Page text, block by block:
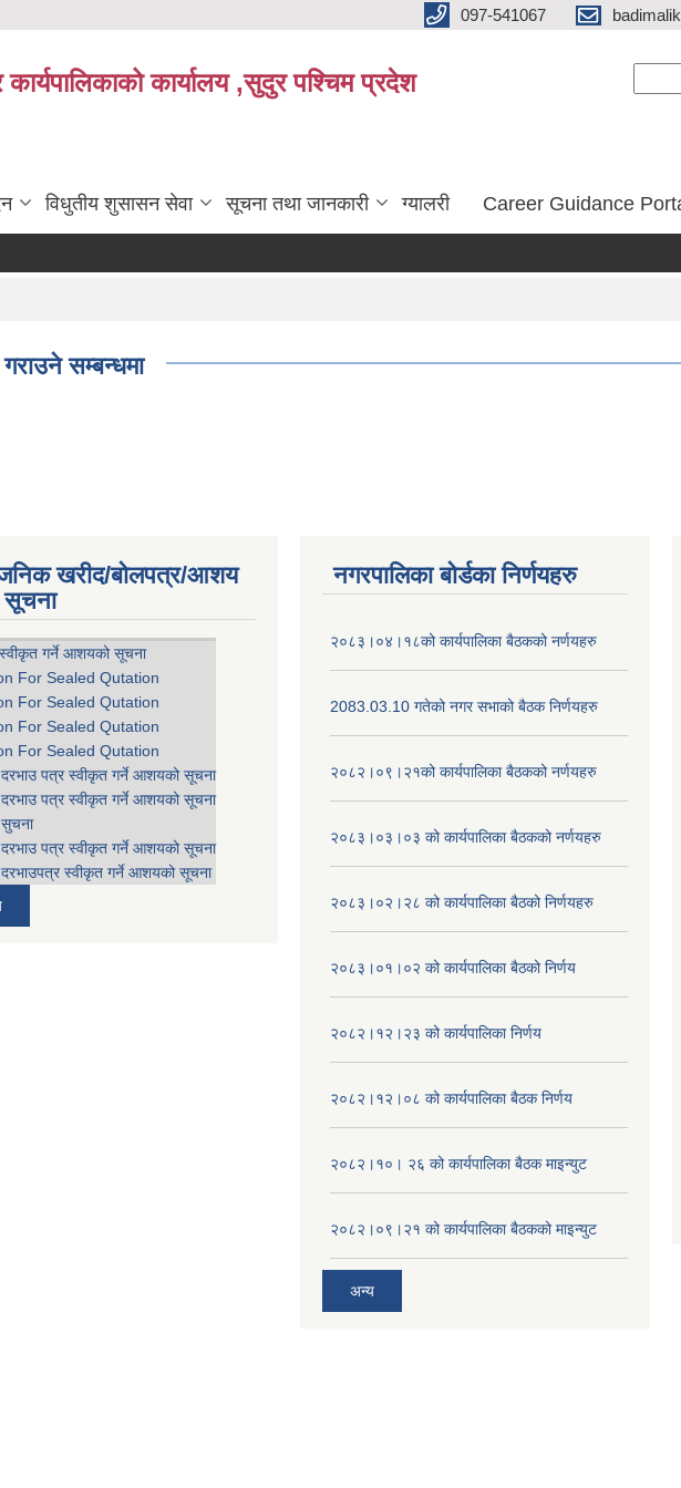
097-541067
कार्यालय ,सुदुर पश्चिम प्रदेश
विधुतीय शुसासन सेवा सूचना तथा जानकारी ग्यालरी Career Guidance
गराउने सम्बन्धमा
खरीद/बोलपत्र/आशय
सूचना
गर्ने आशयको सूचना
For Sealed Qutation
For Sealed Qutation
For Sealed Qutation
For Sealed Qutation
दरभाउ पत्र स्वीकृत गर्ने आशयको सूचना
दरभाउ पत्र स्वीकृत गर्ने आशयको सूचना
दरभाउ पत्र स्वीकृत गर्ने आशयको सूचना
दरभाउपत्र स्वीकृत गर्ने आशयको सूचना
नगरपालिका बोर्डका निर्णयहरु
२०८३।०४।१८को कार्यपालिका बैठकको नर्णयहरु
2083.03.10 गतेको नगर सभाको बैठक निर्णयहरु
२०८२।०९।२१को कार्यपालिका बैठकको नर्णयहरु
२०८३।०३।०३ को कार्यपालिका बैठकको नर्णयहरु
२०८३।०२।२८ को कार्यपालिका बैठको निर्णयहरु
२०८३।०१।०२ को कार्यपालिका बैठको निर्णय
२०८२।१२।२३ को कार्यपालिका निर्णय
२०८२।१२।०८ को कार्यपालिका बैठक निर्णय
२०८२।१०। २६ को कार्यपालिका बैठक माइन्युट
२०८२।०९।२१ को कार्यपालिका बैठकको माइन्युट
अन्य